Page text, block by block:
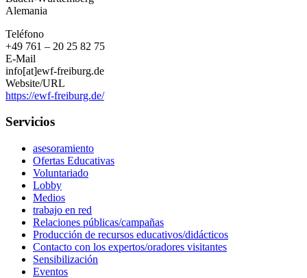
Alemania
Teléfono
+49 761 – 20 25 82 75
E-Mail
info[at]ewf-freiburg.de
Website/URL
https://ewf-freiburg.de/
Servicios
asesoramiento
Ofertas Educativas
Voluntariado
Lobby
Medios
trabajo en red
Relaciones públicas/campañas
Producción de recursos educativos/didácticos
Contacto con los expertos/oradores visitantes
Sensibilización
Eventos